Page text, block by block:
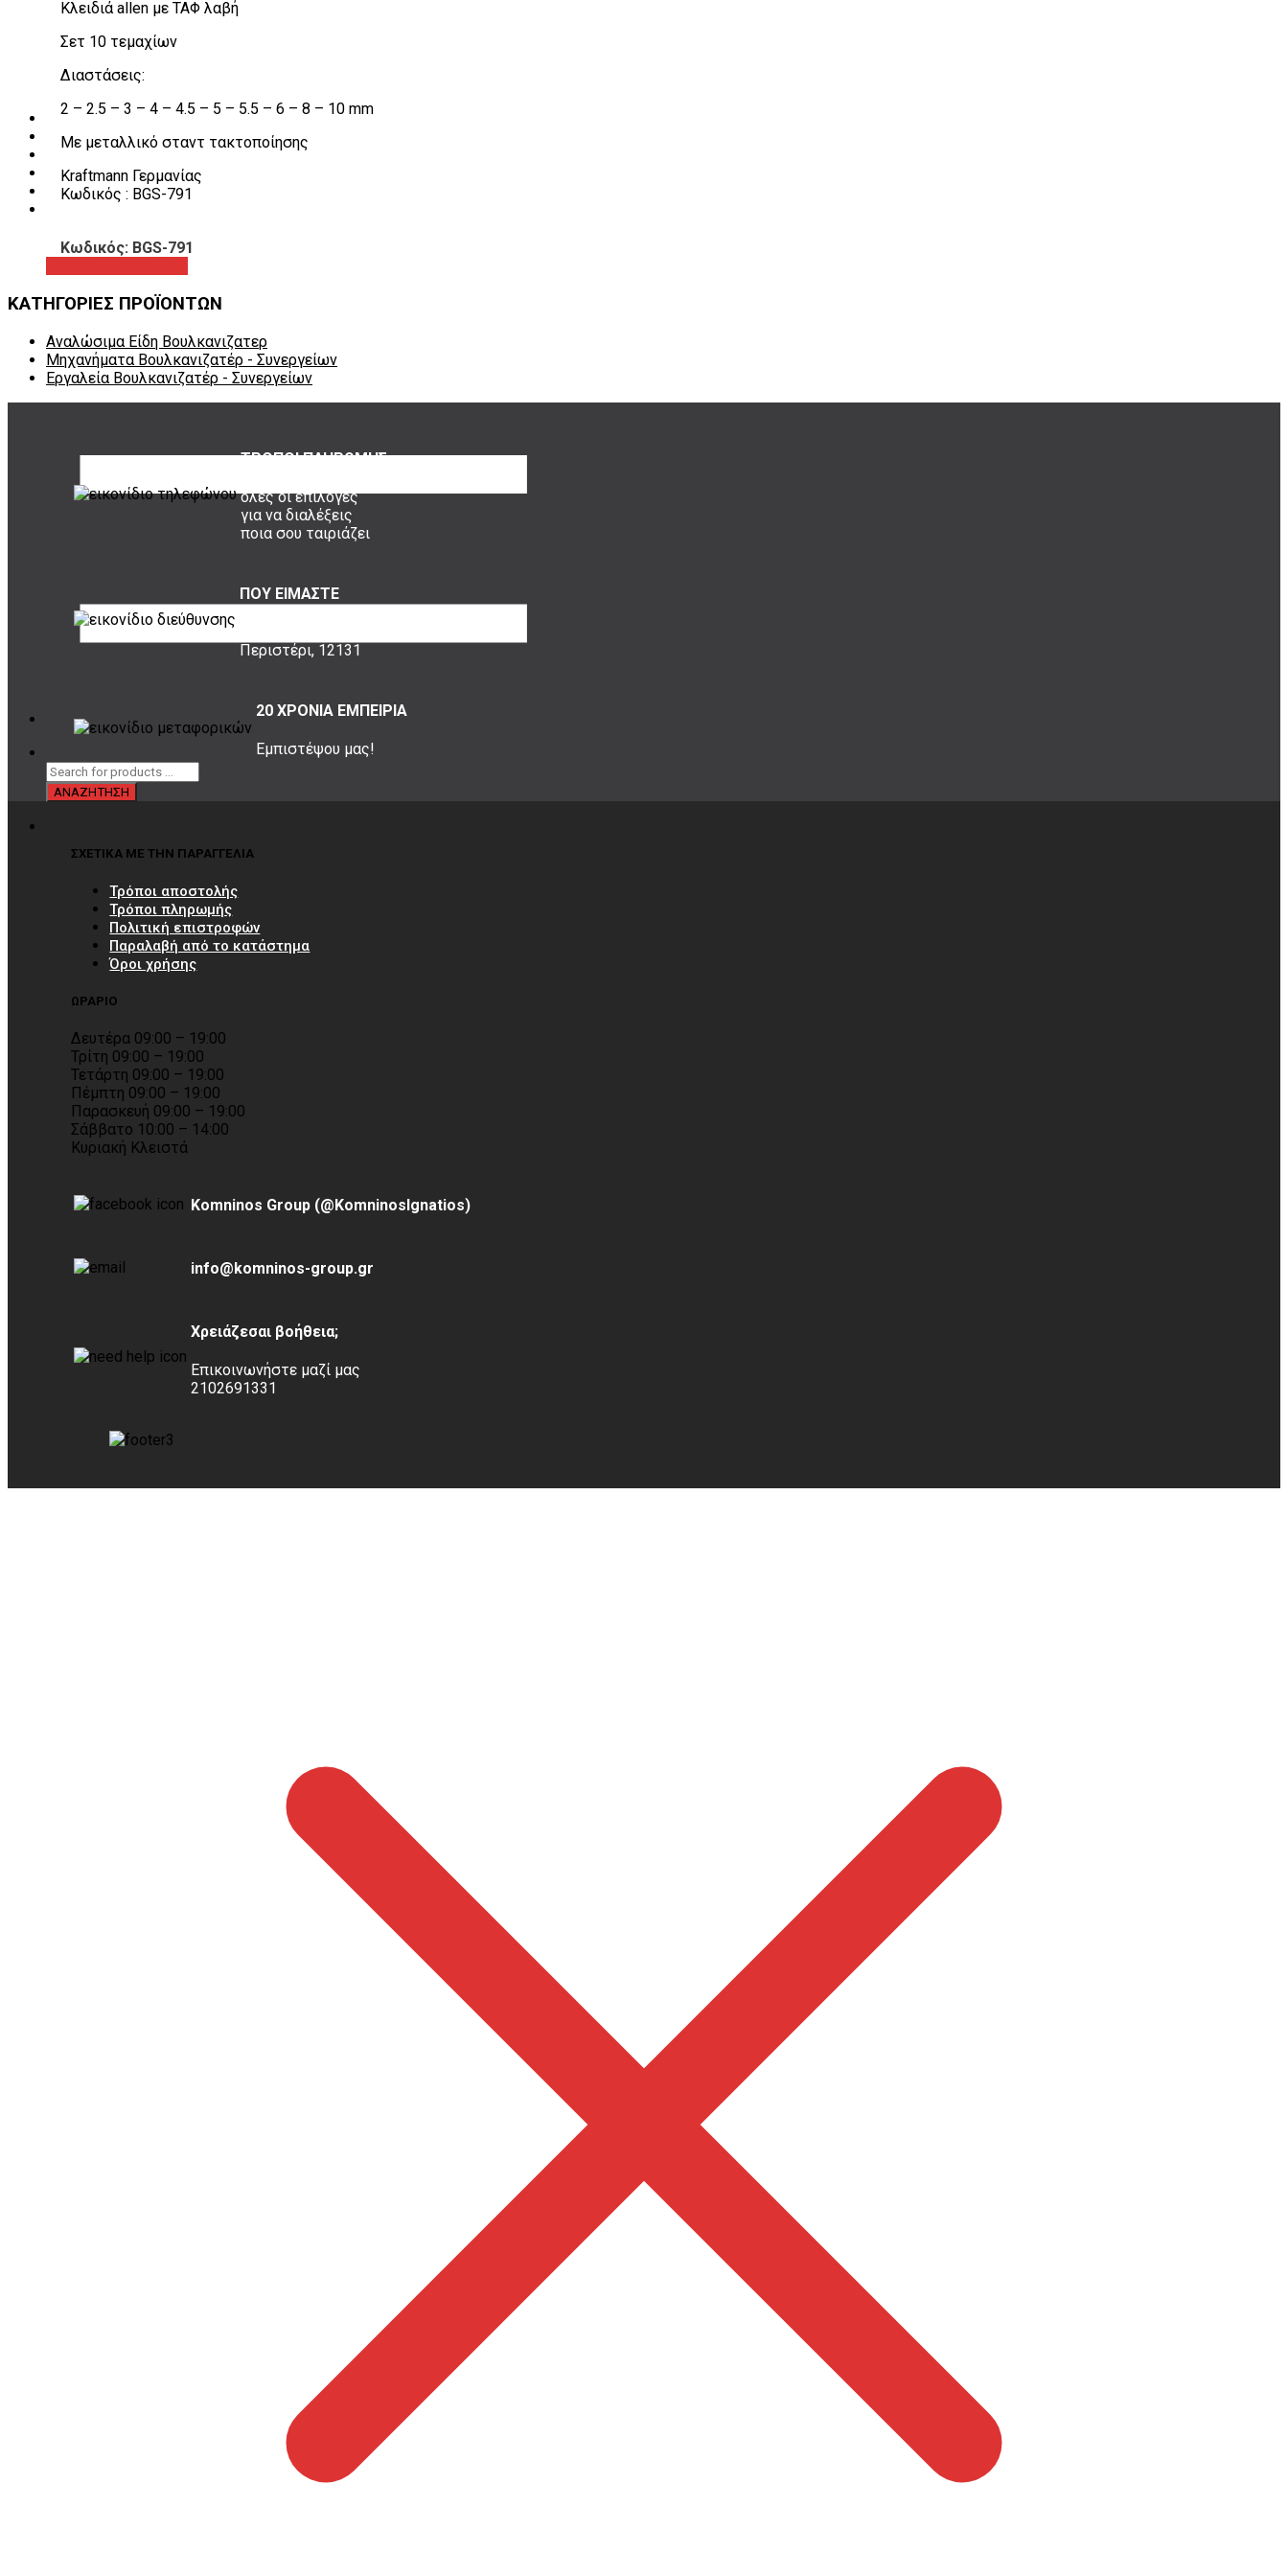
Λεβιέδες – Σταυροί
Εργαλεία φρένων
Διάφορα Είδη Φανοποιείου
Αναλώσιμα Είδη Συνεργείου
ΚΑΤΑΛΟΓΟΣ
DOWNLOADS
VIDEO & ΝΕΑ
ΕΠΙΚΟΙΝΩΝΙΑ
B2B
Κλειδιά allen με ΤΑΦ λαβή
Σετ 10 τεμαχίων
Διαστάσεις:
2 – 2.5 – 3 – 4 – 4.5 – 5 – 5.5 – 6 – 8 – 10 mm
Με μεταλλικό σταντ τακτοποίησης
Kraftmann Γερμανίας
Κωδικός : BGS-791
Κωδικός: BGS-791
ΚΑΤΗΓΟΡΙΕΣ ΠΡΟΪΟΝΤΩΝ
Αναλώσιμα Είδη Βουλκανιζατερ
Μηχανήματα Βουλκανιζατέρ - Συνεργείων
Εργαλεία Βουλκανιζατέρ - Συνεργείων
ΤΡΟΠΟΙ ΠΛΗΡΩΜΗΣ
όλες οι επιλογές
για να διαλέξεις
ποια σου ταιριάζει
ΠΟΥ ΕΙΜΑΣΤΕ
Περιστέρι, 12131
20 ΧΡΟΝΙΑ ΕΜΠΕΙΡΙΑ
Εμπιστέψου μας!
ΣΧΕΤΙΚΑ ΜΕ ΤΗΝ ΠΑΡΑΓΓΕΛΙΑ
Τρόποι αποστολής
Τρόποι πληρωμής
Πολιτική επιστροφών
Παραλαβή από το κατάστημα
Όροι χρήσης
ΩΡΑΡΙΟ
Δευτέρα 09:00 – 19:00
Τρίτη 09:00 – 19:00
Τετάρτη 09:00 – 19:00
Πέμπτη 09:00 – 19:00
Παρασκευή 09:00 – 19:00
Σάββατο 10:00 – 14:00
Κυριακή Κλειστά
Komninos Group (@KomninosIgnatios)
info@komninos-group.gr
Χρειάζεσαι βοήθεια;
Επικοινωνήστε μαζί μας
2102691331